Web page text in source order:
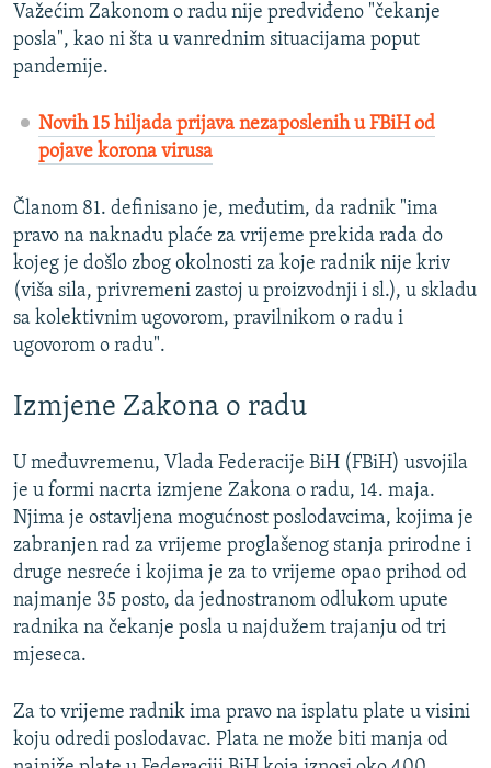
Važećim Zakonom o radu nije predviđeno "čekanje
posla", kao ni šta u vanrednim situacijama poput
pandemije.
Novih 15 hiljada prijava nezaposlenih u FBiH od
pojave korona virusa
Članom 81. definisano je, međutim, da radnik "ima
pravo na naknadu plaće za vrijeme prekida rada do
kojeg je došlo zbog okolnosti za koje radnik nije kriv
(viša sila, privremeni zastoj u proizvodnji i sl.), u skladu
sa kolektivnim ugovorom, pravilnikom o radu i
ugovorom o radu".
Izmjene Zakona o radu
U međuvremenu, Vlada Federacije BiH (FBiH) usvojila
je u formi nacrta izmjene Zakona o radu, 14. maja.
Njima je ostavljena mogućnost poslodavcima, kojima je
zabranjen rad za vrijeme proglašenog stanja prirodne i
druge nesreće i kojima je za to vrijeme opao prihod od
najmanje 35 posto, da jednostranom odlukom upute
radnika na čekanje posla u najdužem trajanju od tri
mjeseca.
Za to vrijeme radnik ima pravo na isplatu plate u visini
koju odredi poslodavac. Plata ne može biti manja od